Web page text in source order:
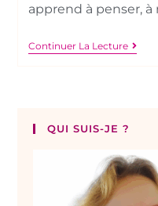
apprend à penser, à
Continuer La Lecture
QUI SUIS-JE ?